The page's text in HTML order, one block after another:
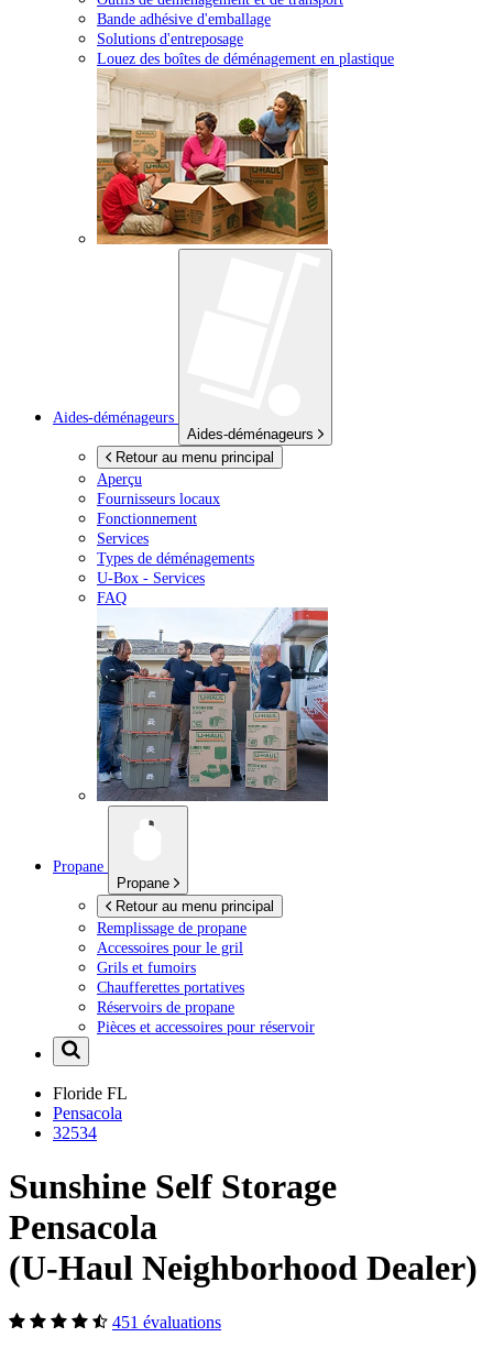
Bande adhésive d'emballage
Solutions d'entreposage
Louez des boîtes de déménagement en plastique
Aides-déménageurs
Aides-déménageurs
Retour au menu principal
Aperçu
Fournisseurs locaux
Fonctionnement
Services
Types de déménagements
U-Box - Services
FAQ
Propane
Propane
Retour au menu principal
Remplissage de propane
Accessoires pour le gril
Grils et fumoirs
Chaufferettes portatives
Réservoirs de propane
Pièces et accessoires pour réservoir
Floride FL
Pensacola
32534
Sunshine Self Storage
Pensacola
(U-Haul Neighborhood Dealer)
451 évaluations